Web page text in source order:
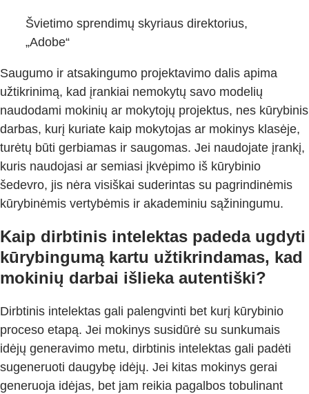
Švietimo sprendimų skyriaus direktorius,
„Adobe“
Saugumo ir atsakingumo projektavimo dalis apima
užtikrinimą, kad įrankiai nemokytų savo modelių
naudodami mokinių ar mokytojų projektus, nes kūrybinis
darbas, kurį kuriate kaip mokytojas ar mokinys klasėje,
turėtų būti gerbiamas ir saugomas. Jei naudojate įrankį,
kuris naudojasi ar semiasi įkvėpimo iš kūrybinio
šedevro, jis nėra visiškai suderintas su pagrindinėmis
kūrybinėmis vertybėmis ir akademiniu sąžiningumu.
Kaip dirbtinis intelektas padeda ugdyti
kūrybingumą kartu užtikrindamas, kad
mokinių darbai išlieka autentiški?
Dirbtinis intelektas gali palengvinti bet kurį kūrybinio
proceso etapą. Jei mokinys susidūrė su sunkumais
idėjų generavimo metu, dirbtinis intelektas gali padėti
sugeneruoti daugybę idėjų. Jei kitas mokinys gerai
generuoja idėjas, bet jam reikia pagalbos tobulinant